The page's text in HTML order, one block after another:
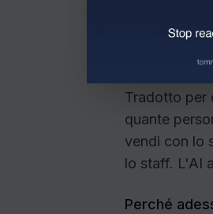
di annunci
esposti
periodo
Tradotto per
quante
vendi con lo
lo staff. L'AI
Perché